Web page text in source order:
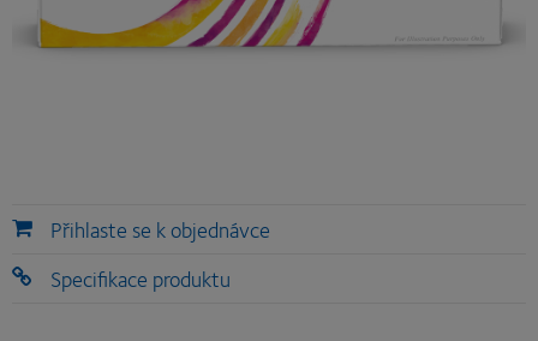
Přihlaste se k objednávce
Specifikace produktu